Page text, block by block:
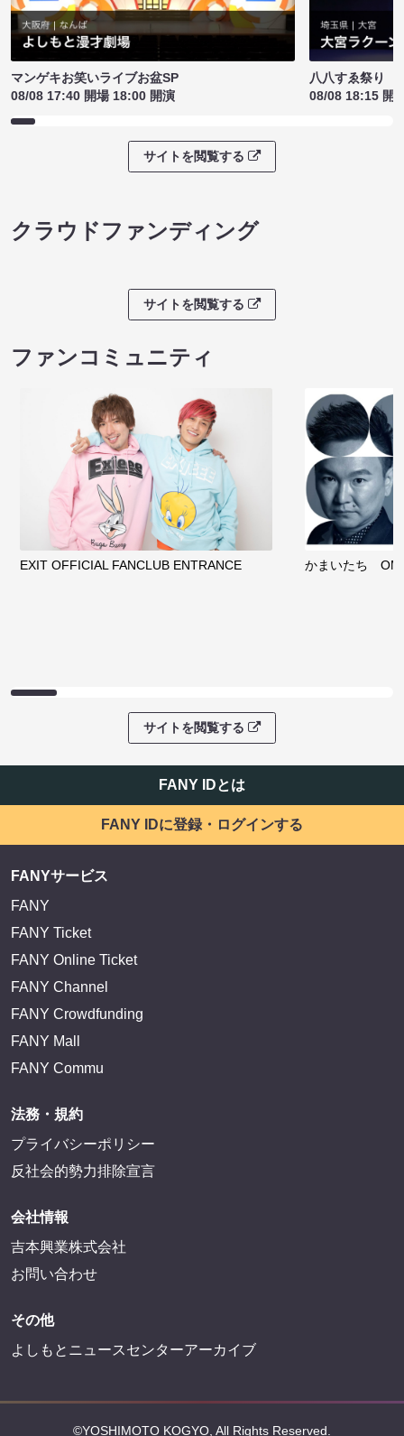
マンゲキお笑いライブお盆SP
08/08 17:40 開場 18:00 開演
八八すゑ祭り
08/08 18:15 開
サイトを閲覧する
クラウドファンディング
サイトを閲覧する
ファンコミュニティ
EXIT OFFICIAL FANCLUB ENTRANCE かまいたち
サイトを閲覧する
FANY IDとは
FANY IDに登録・ログインする
FANYサービス
FANY
FANY Ticket
FANY Online Ticket
FANY Channel
FANY Crowdfunding
FANY Mall
FANY Commu
法務・規約
プライバシーポリシー
反社会的勢力排除宣言
会社情報
吉本興業株式会社
お問い合わせ
その他
よしもとニュースセンターアーカイブ
©YOSHIMOTO KOGYO, All Rights Reserved.